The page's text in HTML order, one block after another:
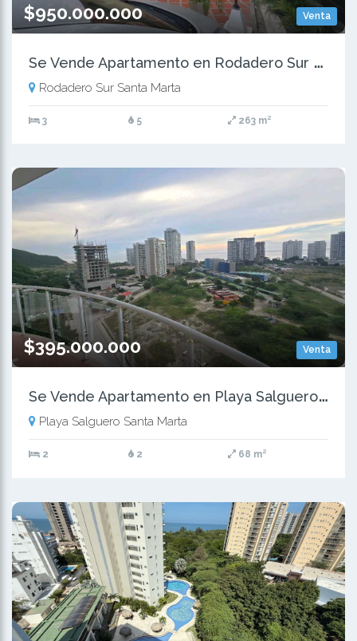
Venta
$950.000.000
S
e Vende Apartamento en Rodadero Sur - Santa Marta
Rodadero Sur Santa Marta
3 5 263 m²
Venta
$395.000.000
S
e Vende Apartamento en Playa Salguero - Santa Marta
Playa Salguero Santa Marta
2 2 68 m²